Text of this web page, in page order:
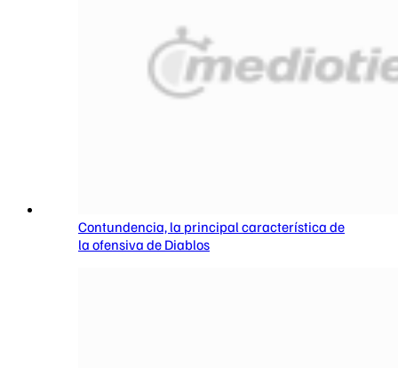
Contundencia, la principal característica de
la ofensiva de Diablos